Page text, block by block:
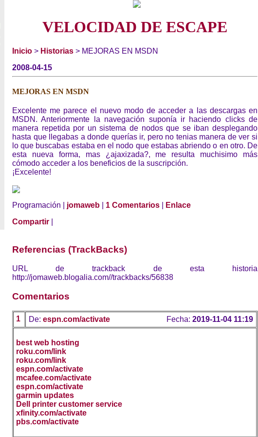
VELOCIDAD DE ESCAPE
Inicio > Historias > MEJORAS EN MSDN
2008-04-15
MEJORAS EN MSDN
Excelente me parece el nuevo modo de acceder a las descargas en
MSDN. Anteriormente la navegación suponía ir haciendo clicks de
manera repetida por un sistema de nodos que se iban desplegando
hasta que llegabas a donde querías ir, pero no tenias manera de ver si
lo que buscabas estaba en el nodo que estabas abriendo o en otro. De
esta nueva forma, mas ¿ajaxizada?, me resulta muchisimo más
cómodo acceder a los beneficios de la suscripción.
¡Excelente!
Programación | jomaweb 1 Comentarios
Enlace
Compartir
Referencias (TrackBacks)
URL de trackback de esta historia
http://jomaweb.blogalia.com//trackbacks/56838
Comentarios
1 De: espn.com/activate Fecha: 2019-11-04 11:19
best web hosting
roku.com/link
roku.com/link
espn.com/activate
mcafee.com/activate
espn.com/activate
garmin updates
Dell printer customer service
xfinity.com/activate
pbs.com/activate